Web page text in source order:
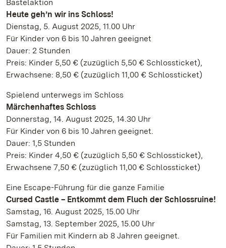
Bastelaktion
Heute geh’n wir ins Schloss!
Dienstag, 5. August 2025, 11.00 Uhr
Für Kinder von 6 bis 10 Jahren geeignet
Dauer: 2 Stunden
Preis: Kinder 5,50 € (zuzüglich 5,50 € Schlossticket),
Erwachsene: 8,50 € (zuzüglich 11,00 € Schlossticket)
Spielend unterwegs im Schloss
Märchenhaftes Schloss
Donnerstag, 14. August 2025, 14.30 Uhr
Für Kinder von 6 bis 10 Jahren geeignet.
Dauer: 1,5 Stunden
Preis: Kinder 4,50 € (zuzüglich 5,50 € Schlossticket),
Erwachsene 7,50 € (zuzüglich 11,00 € Schlossticket)
Eine Escape-Führung für die ganze Familie
Cursed Castle – Entkommt dem Fluch der Schlossruine!
Samstag, 16. August 2025, 15.00 Uhr
Samstag, 13. September 2025, 15.00 Uhr
Für Familien mit Kindern ab 8 Jahren geeignet.